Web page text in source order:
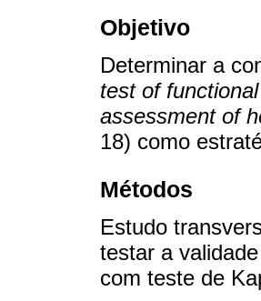
Objetivo
Determinar a
test of
assessment of
18) como
Métodos
Estudo
testar a
com teste de